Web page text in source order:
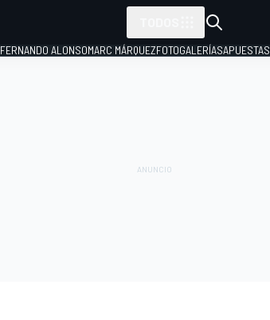
FERNANDO ALONSOMARC MÁRQUEZFOTOGALERÍASAPUESTAS